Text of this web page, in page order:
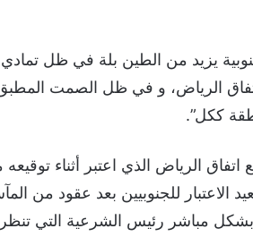
يزيد من الطين بلة في ظل
الرياض، و في ظل الصمت
ككل”.
الرياض الذي اعتبر أثناء
الاعتبار للجنوبيين بعد عقود من
بشكل مباشر رئيس الشرعية التي